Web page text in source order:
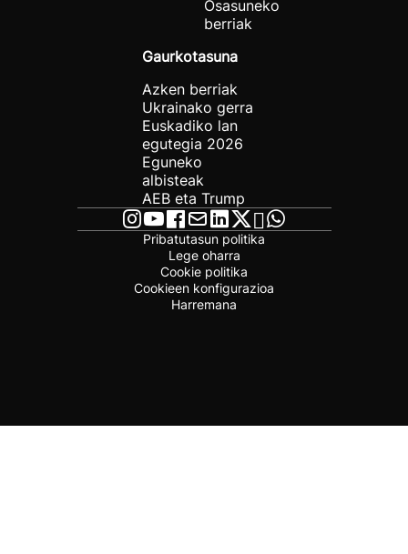
Osasuneko
berriak
Gaurkotasuna
Azken berriak
Ukrainako gerra
Euskadiko lan
egutegia 2026
Eguneko
albisteak
AEB eta Trump
Pribatutasun politika
Lege oharra
Cookie politika
Cookieen konfigurazioa
Harremana